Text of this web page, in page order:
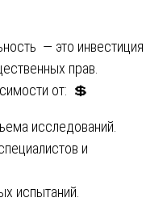
— это инвестиция
прав.
от: 💲
исследований.
и
испытаний.